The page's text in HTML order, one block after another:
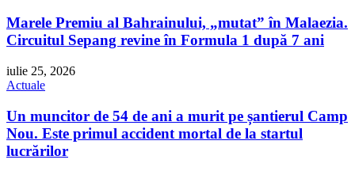
Marele Premiu al Bahrainului, „mutat” în Malaezia.
Circuitul Sepang revine în Formula 1 după 7 ani
iulie 25, 2026
Actuale
Un muncitor de 54 de ani a murit pe șantierul Camp
Nou. Este primul accident mortal de la startul
lucrărilor